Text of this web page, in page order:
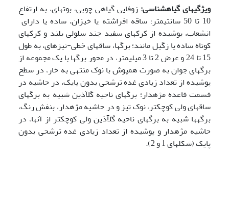
ویژگی­های گیاه­شناسی: زوفایی گیاهی چوبی، بوته­ای، به ارتفاع
10 تا 50 سانتیمتر؛ ساقه افراشته یا خیزان، ساده یا دارای
انشعاب، پوشیده از کرک­های سفید چند سلولی بلند و کرک­های
کوتاه ساده یا زگیل مانند؛ برگ­ها، ساقه­ای خطی-نیزه­ای، به طول
15 تا 24 و عرض 2 تا 3 میلی­متر، در محور برگ­ها با یک مجموعه از
برگ­های جوان به صورت هم­پوش با نوک منتهی به خار، در سطح
پوشیده از تعداد زیادی غده ترشحی بدون پایک، در حاشیه در
قسمت قاعده مژه­دار؛ برگ­های ناحیه گل­آذین شبیه به برگ­های
ساقه­ای ولی کوچکتر، نوک تیز و در حاشیه مژه­دار، بنفش رنگ،
برگه­ها شبیه به برگ­های ناحیه گل­آذین ولی کوچک­تر از آنها، در
حاشیه مژه­دار و پوشیده از تعداد زیادی غده ترشحی بدون
پایک (شکل­های 1 و 2).